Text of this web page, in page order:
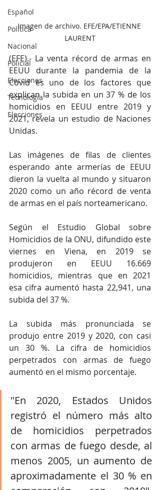
Español
Política
Nacional
Policial
Elecciones
Tecnología
Elecciones
Imagen de archivo. EFE/EPA/ETIENNE
LAURENT
(EFE).- La venta récord de armas en
EEUU durante la pandemia de la
Covid es uno de los factores que
explican la subida en un 37 % de los
homicidios en EEUU entre 2019 y
2021, revela un estudio de Naciones
Unidas.
Las imágenes de filas de clientes
esperando ante armerías de EEUU
dieron la vuelta al mundo y situaron
2020 como un año récord de venta
de armas en el país norteamericano.
Según el Estudio Global sobre
Homicidios de la ONU, difundido este
viernes en Viena, en 2019 se
produjeron en EEUU 16.669
homicidios, mientras que en 2021
esa cifra aumentó hasta 22,941, una
subida del 37 %.
La subida más pronunciada se
produjo entre 2019 y 2020, con casi
un 30 %. La cifra de homicidios
perpetrados con armas de fuego
aumentó en el mismo porcentaje.
"En 2020, Estados Unidos
registró el número más alto
de homicidios perpetrados
con armas de fuego desde, al
menos 2005, un aumento de
aproximadamente el 30 % en